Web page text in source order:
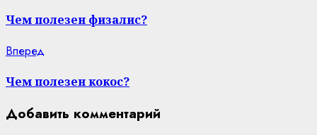
Reading
Чем полезен физалис?
Вперед
Чем полезен кокос?
Добавить комментарий